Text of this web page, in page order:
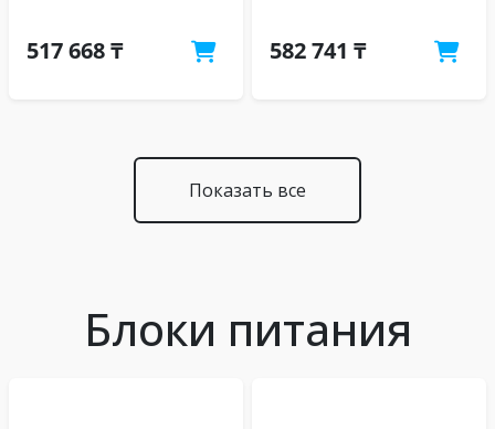
517 668 ₸ 582 741 ₸
Показать все
Блоки питания